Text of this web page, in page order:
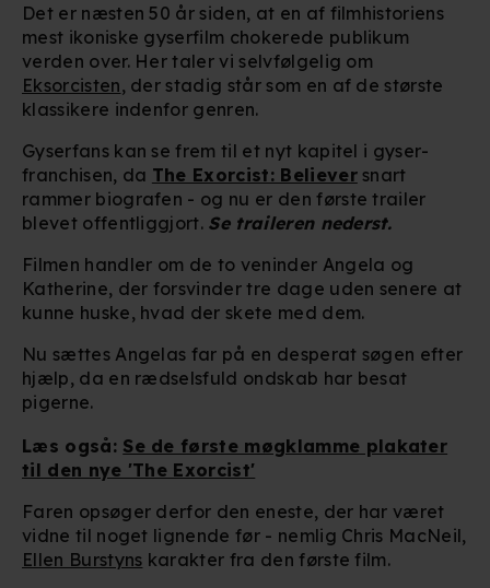
Det er næsten 50 år siden, at en af filmhistoriens
mest ikoniske gyserfilm chokerede publikum
verden over. Her taler vi selvfølgelig om
Eksorcisten, der stadig står som en af de største
klassikere indenfor genren.
Gyserfans kan se frem til et nyt kapitel i gyser-
franchisen, da The Exorcist: Believersnart
rammer biografen - og nu er den første trailer
blevet offentliggjort. Se traileren nederst.
Filmen handler om de to veninder Angela og
Katherine, der forsvinder tre dage uden senere at
kunne huske, hvad der skete med dem.
Nu sættes Angelas far på en desperat søgen efter
hjælp, da en rædselsfuld ondskab har besat
pigerne.
Læs også: Se de første møgklamme plakater
til den nye 'The Exorcist'
Faren opsøger derfor den eneste, der har været
vidne til noget lignende før - nemlig Chris MacNeil,
Ellen Burstyns karakter fra den første film.